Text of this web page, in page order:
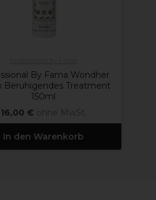
By Fama Wondher
Beruhigendes Treatment
150ml
16,00 € ohne MwSt.
In den Warenkorb